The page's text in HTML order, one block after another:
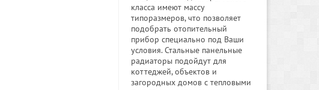
класса имеют массу
типоразмеров, что позволяет
подобрать отопительный
прибор специально под Ваши
условия. Стальные панельные
радиаторы подойдут для
коттеджей, объектов и
загородных домов с тепловыми